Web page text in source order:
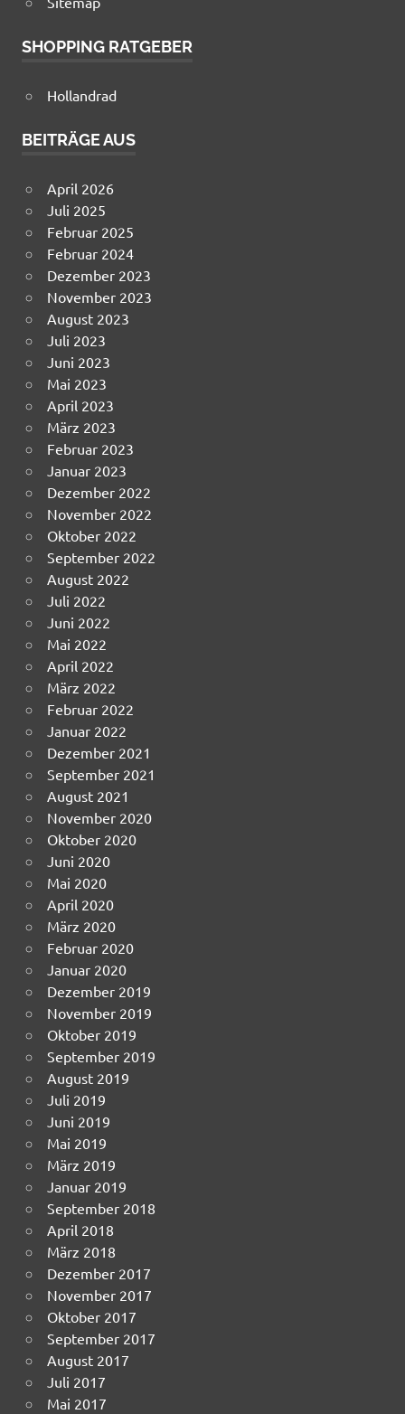
SHOPPING RATGEBER
Hollandrad
BEITRÄGE AUS
April 2026
Juli 2025
Februar 2025
Februar 2024
Dezember 2023
November 2023
August 2023
Juli 2023
Juni 2023
Mai 2023
April 2023
März 2023
Februar 2023
Januar 2023
Dezember 2022
November 2022
Oktober 2022
September 2022
August 2022
Juli 2022
Juni 2022
Mai 2022
April 2022
März 2022
Februar 2022
Januar 2022
Dezember 2021
September 2021
August 2021
November 2020
Oktober 2020
Juni 2020
Mai 2020
April 2020
März 2020
Februar 2020
Januar 2020
Dezember 2019
November 2019
Oktober 2019
September 2019
August 2019
Juli 2019
Juni 2019
Mai 2019
März 2019
Januar 2019
September 2018
April 2018
März 2018
Dezember 2017
November 2017
Oktober 2017
September 2017
August 2017
Juli 2017
Mai 2017